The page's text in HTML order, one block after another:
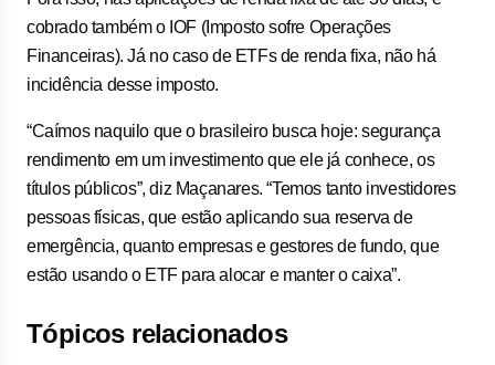
cobrado também o IOF (Imposto sofre Operações
Financeiras). Já no caso de ETFs de renda fixa, não há
incidência desse imposto.
“Caímos naquilo que o brasileiro busca hoje: segurança
rendimento em um investimento que ele já conhece, os
títulos públicos”, diz Maçanares. “Temos tanto investidores
pessoas físicas, que estão aplicando sua reserva de
emergência, quanto empresas e gestores de fundo, que
estão usando o ETF para alocar e manter o caixa”.
Tópicos relacionados